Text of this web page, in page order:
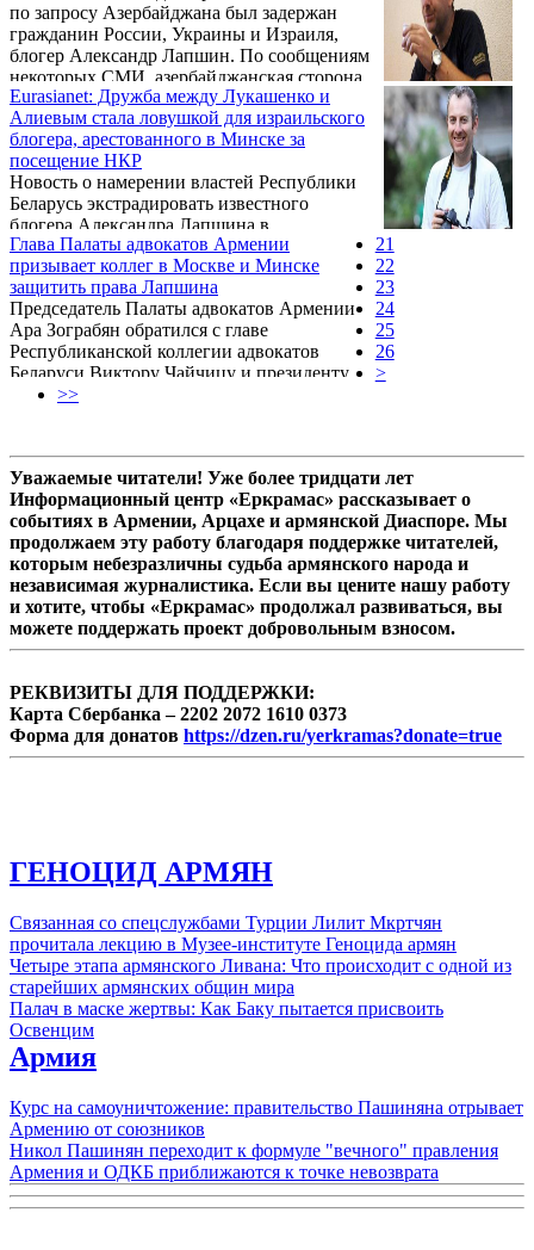
Александра Лапшина.
по запросу Азербайджана был задержан
гражданин России, Украины и Израиля,
блогер Александр Лапшин. По сообщениям
некоторых СМИ, азербайджанская сторона
объявила А.Лапшина в международный
розыск за нарушение закона «О
государственной границе» и
Миграционного Кодекса Азербайджанской
Республики. Поводом для таких обвинений
является неоднократное посещение А.
Лапшиным непризнанной Нагорно-
Карабахской Республики (НКР). За это А.
Лапшин был в 2011 г. включен МИД ...
Eurasianet: Дружба между Лукашенко и
Алиевым стала ловушкой для израильского
блогера, арестованного в Минске за
посещение НКР
Новость о намерении властей Республики
Беларусь экстрадировать известного
блогера Александра Лапшина в
Азербайджанскую Республику, где он
обвиняется в преступлении за свободу
передвижения и свободу слова, вот уже
почти месяц не сходит с полос ведущих
масс-медиа многих стран. Об этом пишет
сайт журнала о деятельности национальных
учреждений по правам человека
«Европейский омбудсман».
Глава Палаты адвокатов Армении
призывает коллег в Москве и Минске
защитить права Лапшина
Председатель Палаты адвокатов Армении
Ара Зограбян обратился с главе
Республиканской коллегии адвокатов
Беларуси Виктору Чайчицу и президенту
Федеральной палаты адвокатов РФ Юрию
выдачи которого Баку добивается от
Минска.
21
22
23
24
25
26
>
>>
Уважаемые читатели! Уже более тридцати лет
Информационный центр «Еркрамас» рассказывает о
событиях в Армении, Арцахе и армянской Диаспоре. Мы
продолжаем эту работу благодаря поддержке читателей,
которым небезразличны судьба армянского народа и
независимая журналистика. Если вы цените нашу работу
и хотите, чтобы «Еркрамас» продолжал развиваться, вы
можете поддержать проект добровольным взносом.
РЕКВИЗИТЫ ДЛЯ ПОДДЕРЖКИ:
Карта Сбербанка – 2202 2072 1610 0373
Форма для донатов https://dzen.ru/yerkramas?donate=true
ГЕНОЦИД АРМЯН
Связанная со спецслужбами Турции Лилит Мкртчян
прочитала лекцию в Музее-институте Геноцида армян
Четыре этапа армянского Ливана: Что происходит с одной из
старейших армянских общин мира
Палач в маске жертвы: Как Баку пытается присвоить
Освенцим
Армия
Курс на самоуничтожение: правительство Пашиняна отрывает
Армению от союзников
Никол Пашинян переходит к формуле "вечного" правления
Армения и ОДКБ приближаются к точке невозврата